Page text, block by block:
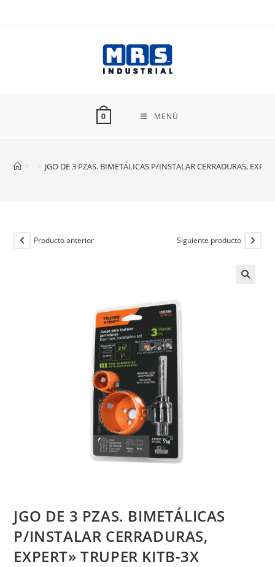
0 MENÚ
> > JGO DE 3 PZAS. BIMETÁLICAS P/INSTALAR CERRADURAS,
Producto anterior Siguiente producto
JGO DE 3 PZAS. BIMETÁLICAS
P/INSTALAR CERRADURAS,
EXPERT» TRUPER KITB-3X